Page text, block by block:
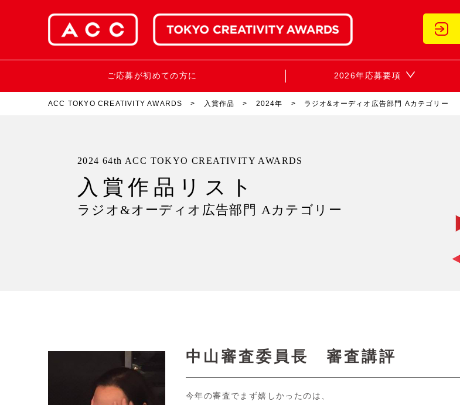
ご応募が初めての方に 2026年応募要項
ACC TOKYO CREATIVITY AWARDS 入賞作品 2024年 ラジオ&オーディオ広告部門 Aカテゴリー
2024 64th ACC TOKYO CREATIVITY AWARDS
入賞作品リスト
ラジオ&オーディオ広告部門 Aカテゴリー
中山審査委員長 審査講評
今年の審査でまず嬉しかったのは、